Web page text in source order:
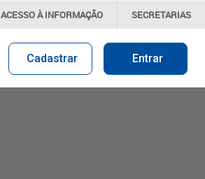
ACESSO ÀINFORMAÇÃO SECRETARIAS
Cadastrar Entrar